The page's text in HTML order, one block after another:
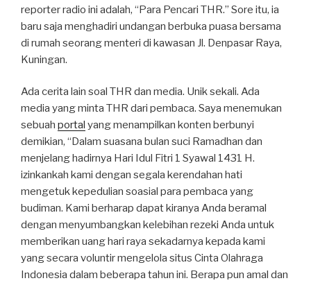
reporter radio ini adalah, “Para Pencari THR.” Sore itu, ia
baru saja menghadiri undangan berbuka puasa bersama
di rumah seorang menteri di kawasan Jl. Denpasar Raya,
Kuningan.
Ada cerita lain soal THR dan media. Unik sekali. Ada
media yang minta THR dari pembaca. Saya menemukan
sebuah portal yang menampilkan konten berbunyi
demikian, “Dalam suasana bulan suci Ramadhan dan
menjelang hadirnya Hari Idul Fitri 1 Syawal 1431 H.
izinkankah kami dengan segala kerendahan hati
mengetuk kepedulian soasial para pembaca yang
budiman. Kami berharap dapat kiranya Anda beramal
dengan menyumbangkan kelebihan rezeki Anda untuk
memberikan uang hari raya sekadarnya kepada kami
yang secara voluntir mengelola situs Cinta Olahraga
Indonesia dalam beberapa tahun ini. Berapa pun amal dan